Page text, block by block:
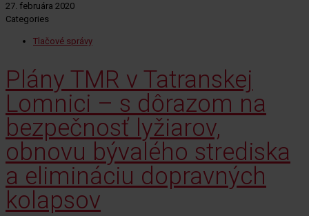
27. februára 2020
Categories
Tlačové správy
Plány TMR v Tatranskej
Lomnici – s dôrazom na
bezpečnosť lyžiarov,
obnovu bývalého strediska
a elimináciu dopravných
kolapsov